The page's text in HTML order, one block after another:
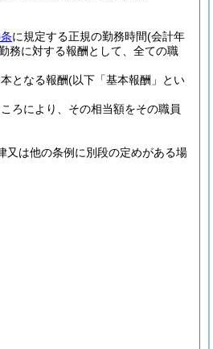
に規定する正規の勤務時間(会計年
務に対する報酬として、全ての職
となる報酬(以下「基本報酬」とい
ろにより、その相当額をその職員
又は他の条例に別段の定めがある場